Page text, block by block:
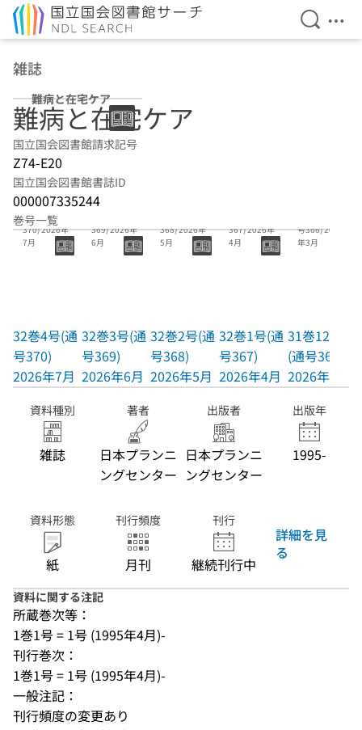
検索を
メ
雑誌
難病と在宅ケア
難病と在宅ケア
国立国会図書館請求記号
Z74-E20
国立国会図書館書誌ID
000007335244
巻号一覧
32巻4号(通号
370) 2026年
7月
32巻4号(通
号370)
2026年7月
369) 2026年
6月
32巻3号(通
号369)
2026年6月
368) 2026年
5月
32巻2号(通
号368)
2026年5月
367) 2026年
4月
32巻1号(通
号367)
2026年4月
号366) 2026
年3月
31巻12号
(通号366)
2026年3月
資料種別
雑誌
著者
日本プランニ
ングセンター
出版者
日本プランニ
ングセンター
出版年
1995-
資料形態
紙
刊行頻度
月刊
刊行
継続刊行中
詳細を見
る
資料に関する注記
所蔵巻次等：
1巻1号 = 1号 (1995年4月)-
刊行巻次：
1巻1号 = 1号 (1995年4月)-
一般注記：
刊行頻度の変更あり